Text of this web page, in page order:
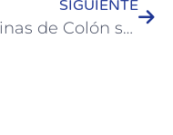
SIGUIENTE
Vecinas de Colón se forman en emprendimientos textiles